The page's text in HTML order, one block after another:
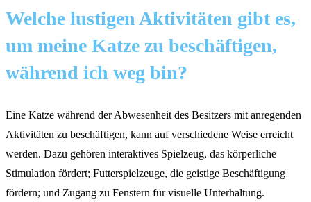
Welche lustigen Aktivitäten gibt es,
um meine Katze zu beschäftigen,
während ich weg bin?
Eine Katze während der Abwesenheit des Besitzers mit anregenden
Aktivitäten zu beschäftigen, kann auf verschiedene Weise erreicht
werden. Dazu gehören interaktives Spielzeug, das körperliche
Stimulation fördert; Futterspielzeuge, die geistige Beschäftigung
fördern; und Zugang zu Fenstern für visuelle Unterhaltung.